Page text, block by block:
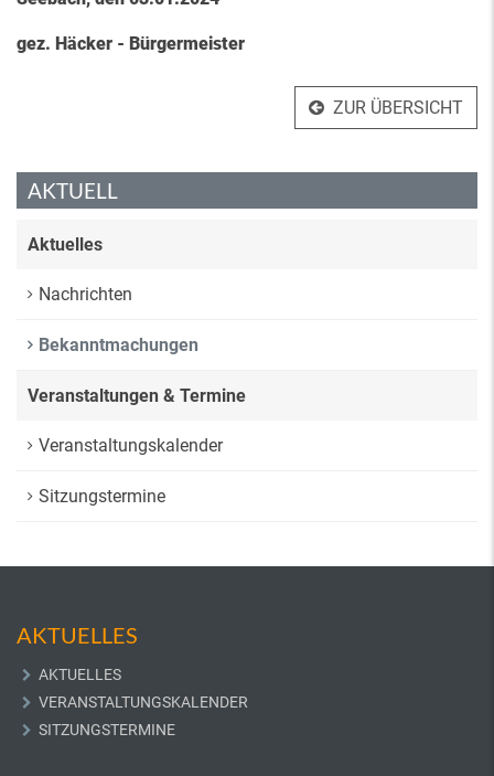
gez. Häcker - Bürgermeister
ZUR ÜBERSICHT
AKTUELL
Aktuelles
Nachrichten
Bekanntmachungen
Veranstaltungen & Termine
Veranstaltungskalender
Sitzungstermine
AKTUELLES
AKTUELLES
VERANSTALTUNGSKALENDER
SITZUNGSTERMINE